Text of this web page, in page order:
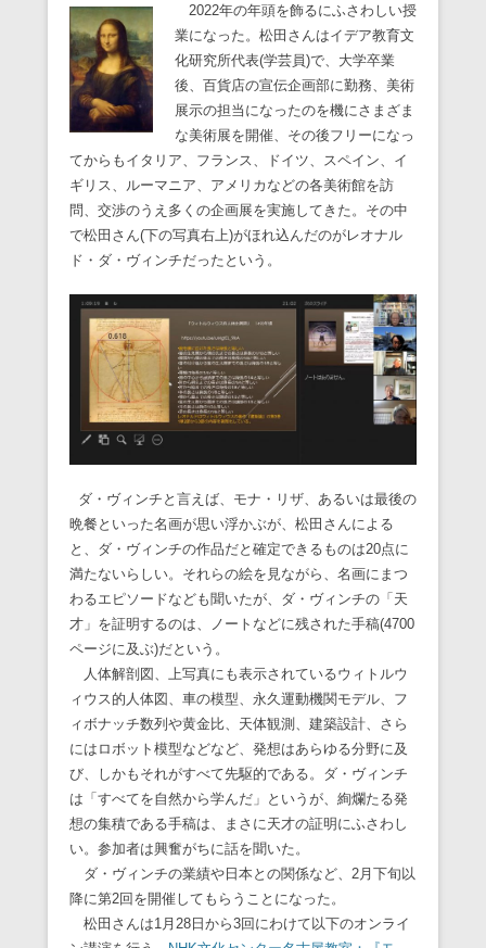
2022年の年頭を飾るにふさわしい授
業になった。松田さんはイデア教育文
化研究所代表(学芸員)で、大学卒業
後、百貨店の宣伝企画部に勤務、美術
展示の担当になったのを機にさまざま
な美術展を開催、その後フリーになっ
てからもイタリア、フランス、ドイツ、スペイン、イ
ギリス、ルーマニア、アメリカなどの各美術館を訪
問、交渉のうえ多くの企画展を実施してきた。その中
で松田さん(下の写真右上)がほれ込んだのがレオナル
ド・ダ・ヴィンチだったという。
ダ・ヴィンチと言えば、モナ・リザ、あるいは最後の
晩餐といった名画が思い浮かぶが、松田さんによる
と、ダ・ヴィンチの作品だと確定できるものは20点に
満たないらしい。それらの絵を見ながら、名画にまつ
わるエピソードなども聞いたが、ダ・ヴィンチの「天
才」を証明するのは、ノートなどに残された手稿(4700
ページに及ぶ)だという。
人体解剖図、上写真にも表示されているウィトルウ
ィウス的人体図、車の模型、永久運動機関モデル、フ
ィボナッチ数列や黄金比、天体観測、建築設計、さら
にはロボット模型などなど、発想はあらゆる分野に及
び、しかもそれがすべて先駆的である。ダ・ヴィンチ
は「すべてを自然から学んだ」というが、絢爛たる発
想の集積である手稿は、まさに天才の証明にふさわし
い。参加者は興奮がちに話を聞いた。
ダ・ヴィンチの業績や日本との関係など、2月下旬以
降に第2回を開催してもらうことになった。
松田さんは1月28日から3回にわけて以下のオンライ